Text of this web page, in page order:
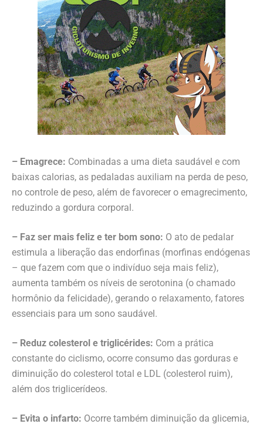
– Emagrece: Combinadas a uma dieta saudável e com
baixas calorias, as pedaladas auxiliam na perda de peso,
no controle de peso, além de favorecer o emagrecimento,
reduzindo a gordura corporal.
– Faz ser mais feliz e ter bom sono: O ato de pedalar
estimula a liberação das endorfinas (morfinas endógenas
– que fazem com que o indivíduo seja mais feliz),
aumenta também os níveis de serotonina (o chamado
hormônio da felicidade), gerando o relaxamento, fatores
essenciais para um sono saudável.
– Reduz colesterol e triglicérides: Com a prática
constante do ciclismo, ocorre consumo das gorduras e
diminuição do colesterol total e LDL (colesterol ruim),
além dos triglicerídeos.
– Evita o infarto: Ocorre também diminuição da glicemia,